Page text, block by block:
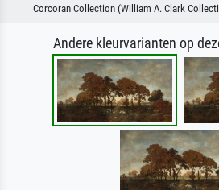
Corcoran Collection (William A. Clark
Andere kleurvarianten op